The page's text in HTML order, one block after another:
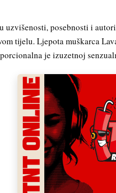
uzvišenosti, posebnosti i
tijelu. Ljepota muškarca
je izuzetnoj